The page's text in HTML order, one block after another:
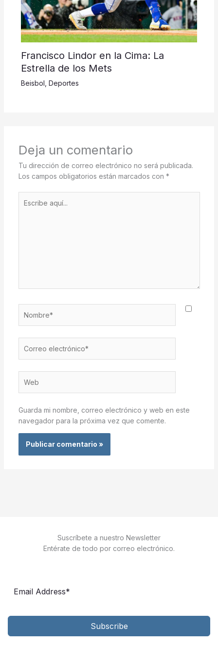
Francisco Lindor en la Cima: La
Estrella de los Mets
Beisbol Deportes
Deja un comentario
Tu dirección de correo electrónico no será publicada.
Los campos obligatorios están marcados con *
aquí...
electrónico*
Guarda mi nombre, correo electrónico y web en este
navegador para la próxima vez que comente.
Suscríbete a nuestro Newsletter
Entérate de todo por correo electrónico.
Subscribe